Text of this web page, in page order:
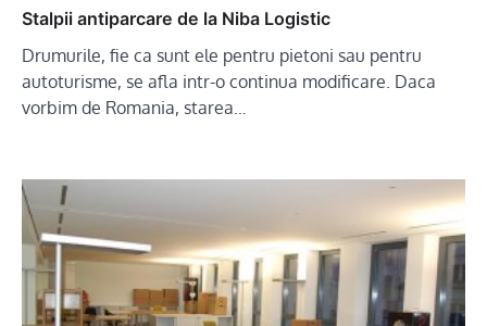
Stalpii antiparcare de la Niba Logistic
Drumurile, fie ca sunt ele pentru pietoni sau pentru
autoturisme, se afla intr-o continua modificare. Daca
vorbim de Romania, starea…